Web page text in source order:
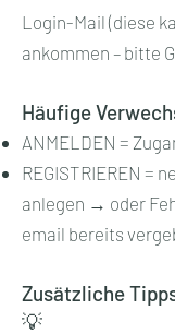
Login-Mail (diese
ankommen – bitte
Häufige
ANMELDEN =
REGISTRIEREN =
anlegen → oder
email bereits
Zusätzliche
💡